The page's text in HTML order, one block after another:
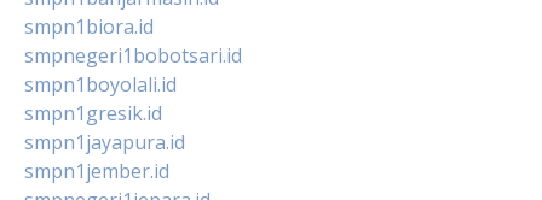
smpn1biora.id
smpnegeri1bobotsari.id
smpn1boyolali.id
smpn1gresik.id
smpn1jayapura.id
smpn1jember.id